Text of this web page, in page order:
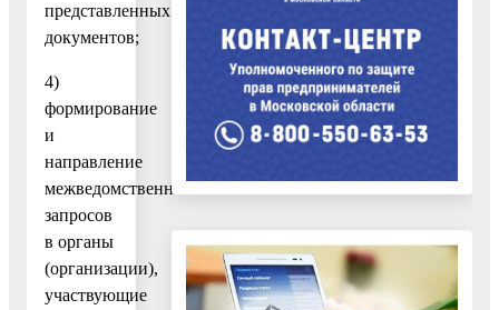
представленных
документов;
4)
формирование
и
направление
межведомственных
запросов
в органы
(организации),
участвующие